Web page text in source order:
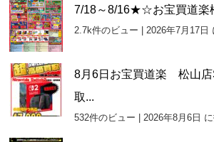
7/18～8/16★☆お宝買道楽
2.7k件のビュー |2026年7月17日
8月6日お宝買道楽 松山店
取...
532件のビュー |2026年8月6日